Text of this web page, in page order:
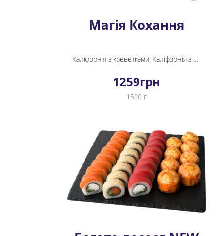
Магія Кохання
Каліфорнія з креветками, Каліфорнія з тунцем у кунжуті, Спайсі тунець, Філадельфія, Yappo з тунцем, Yappo рол
1259грн
1500 г